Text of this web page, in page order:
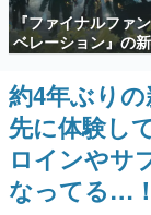
こ
の姿
ゲ
ゲ
日本
画で
日本
『ファイナルファ
ベレーション』の
26日早朝に公開へ
メイクシリーズの完
「gamescom」の
ナイトライブにて
の浜口直樹氏が登壇
約4年ぶり
先に体験し
ロインやサ
なってる…！